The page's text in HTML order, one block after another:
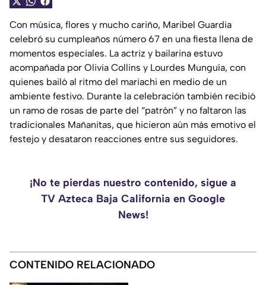
Con música, flores y mucho cariño, Maribel Guardia
celebró su cumpleaños número 67 en una fiesta llena de
momentos especiales. La actriz y bailarina estuvo
acompañada por Olivia Collins y Lourdes Munguía, con
quienes bailó al ritmo del mariachi en medio de un
ambiente festivo. Durante la celebración también recibió
un ramo de rosas de parte del “patrón” y no faltaron las
tradicionales Mañanitas, que hicieron aún más emotivo el
festejo y desataron reacciones entre sus seguidores.
¡No te pierdas nuestro contenido, sigue a
TV Azteca Baja California en Google
News!
CONTENIDO RELACIONADO